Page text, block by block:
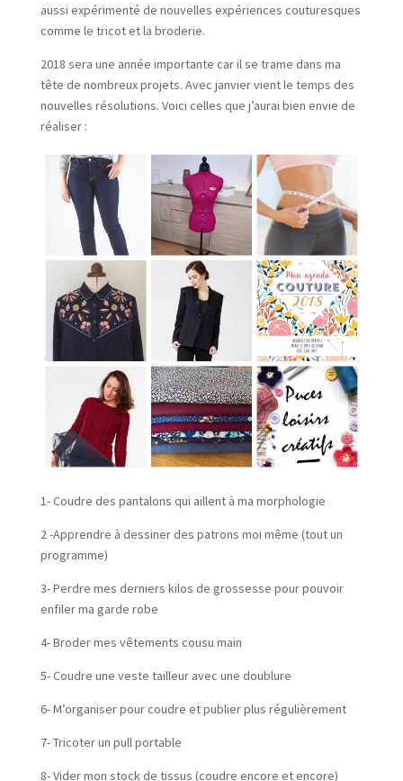
aussi expérimenté de nouvelles expériences couturesques
comme le tricot et la broderie.
2018 sera une année importante car il se trame dans ma
tête de nombreux projets. Avec janvier vient le temps des
nouvelles résolutions. Voici celles que j’aurai bien envie de
réaliser :
1- Coudre des pantalons qui aillent à ma morphologie
2 -Apprendre à dessiner des patrons moi même (tout un
programme)
3- Perdre mes derniers kilos de grossesse pour pouvoir
enfiler ma garde robe
4- Broder mes vêtements cousu main
5- Coudre une veste tailleur avec une doublure
6- M’organiser pour coudre et publier plus régulièrement
7- Tricoter un pull portable
8- Vider mon stock de tissus (coudre encore et encore)